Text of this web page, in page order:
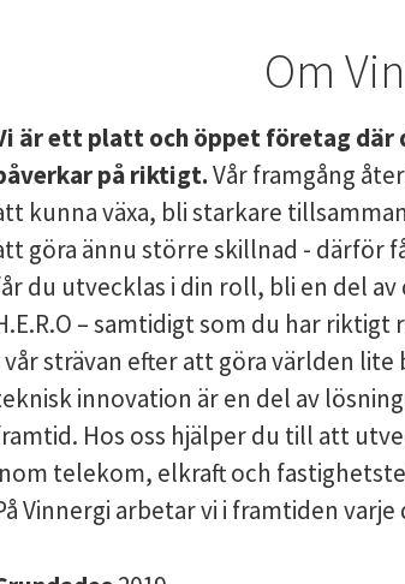
Om
är ett platt och öppet företag där
på riktigt.Vår framgång
kunna växa, bli starkare
göra ännu större skillnad - därför
du utvecklas i din roll, bli en del
– samtidigt som du har
vår strävan efter att göra världen
innovation är en del av
Hos oss hjälper du till att
telekom, elkraft och
Vinnergi arbetar vi i framtiden varje